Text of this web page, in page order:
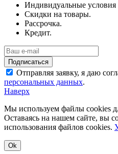
Индивидуальные условия
Скидки на товары.
Рассрочка.
Кредит.
Отправляя заявку, я даю
персональных данных.
Наверх
Мы используем файлы cookies
Оставаясь на нашем сайте, вы
использования файлов cookies.
Ok